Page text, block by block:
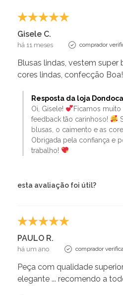
Gisele C.
há 11 meses comprador
Blusas lindas, vestem super
cores lindas, confecção
Resposta da loja
Oi, Gisele!
Ficamos
feedback tão carinhoso!
blusas, o caimento e as
Obrigada pela confiança e
trabalho!
esta avaliação foi útil?
PAULO R.
há um ano comprador
Peça com qualidade
elegante ... recomendo a